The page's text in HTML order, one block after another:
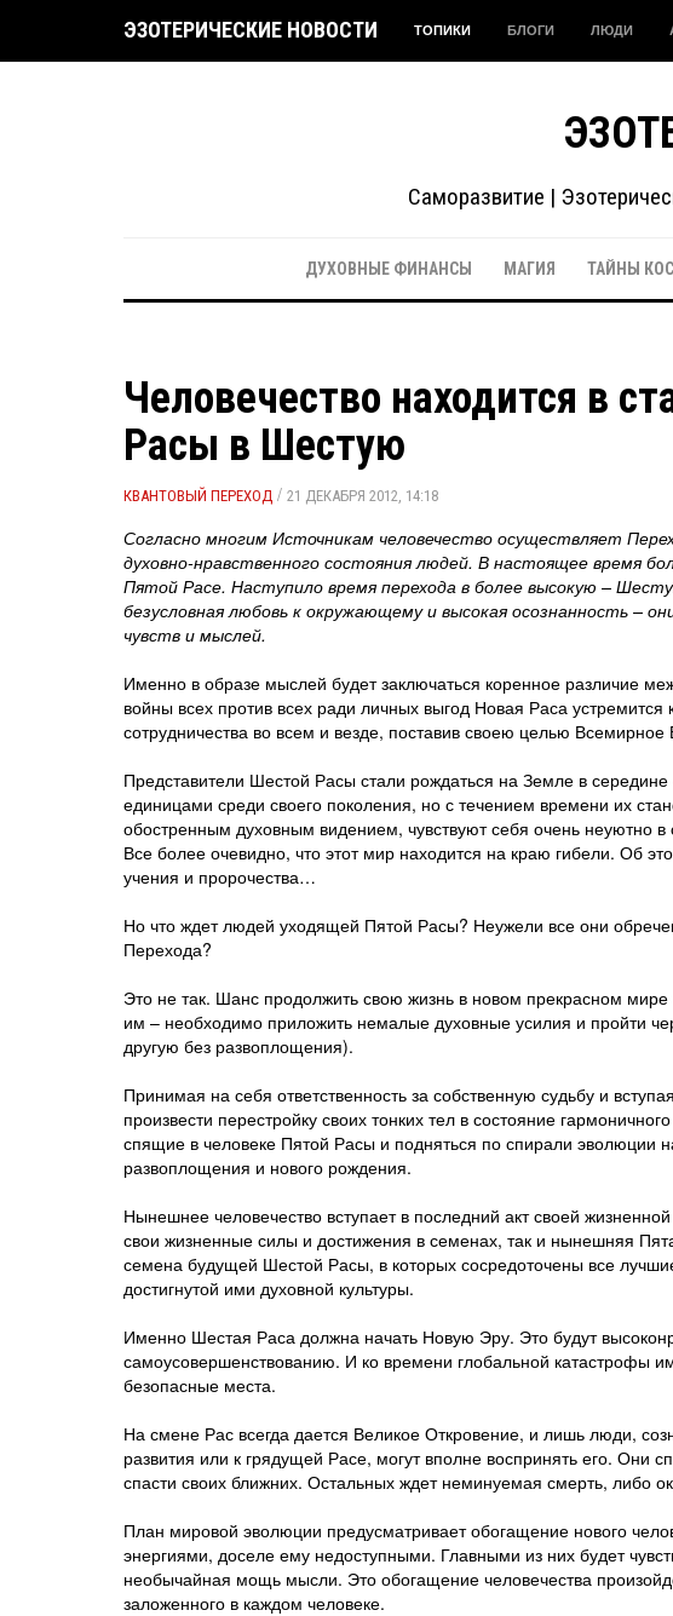
ЭЗОТЕРИЧЕСКИЕ НОВОСТИ ТОПИКИ БЛОГИ ЛЮДИ
Саморазвитие |
ДУХОВНЫЕ ФИНАНСЫ МАГИЯ ТАЙНЫ
Человечество находится в
Расы в Шестую
КВАНТОВЫЙ ПЕРЕХОД / 21 ДЕКАБРЯ 2012, 14:18
Согласно многим Источникам человечество осуществляет
духовно-нравственного состояния людей. В настоящее время
Пятой Расе. Наступило время перехода в более высокую –
безусловная любовь к окружающему и высокая осознанность –
чувств и мыслей.
Именно в образе мыслей будет заключаться коренное различие
войны всех против всех ради личных выгод Новая Раса
сотрудничества во всем и везде, поставив своею целью Всемирное
Представители Шестой Расы стали рождаться на Земле в
единицами среди своего поколения, но с течением времени их
обостренным духовным видением, чувствуют себя очень
Все более очевидно, что этот мир находится на краю гибели. Об
учения и пророчества…
Но что ждет людей уходящей Пятой Расы? Неужели все они
Перехода?
Это не так. Шанс продолжить свою жизнь в новом прекрасном
им – необходимо приложить немалые духовные усилия и пройти
другую без развоплощения).
Принимая на себя ответственность за собственную судьбу и
произвести перестройку своих тонких тел в состояние
спящие в человеке Пятой Расы и подняться по спирали эволюции
развоплощения и нового рождения.
Нынешнее человечество вступает в последний акт своей
свои жизненные силы и достижения в семенах, так и нынешняя
семена будущей Шестой Расы, в которых сосредоточены все
достигнутой ими духовной культуры.
Именно Шестая Раса должна начать Новую Эру. Это будут
самоусовершенствованию. И ко времени глобальной катастрофы
безопасные места.
На смене Рас всегда дается Великое Откровение, и лишь люди,
развития или к грядущей Расе, могут вполне воспринять его. Они
спасти своих ближних. Остальных ждет неминуемая смерть, либо
План мировой эволюции предусматривает обогащение нового
энергиями, доселе ему недоступными. Главными из них будет
необычайная мощь мысли. Это обогащение человечества
заложенного в каждом человеке.